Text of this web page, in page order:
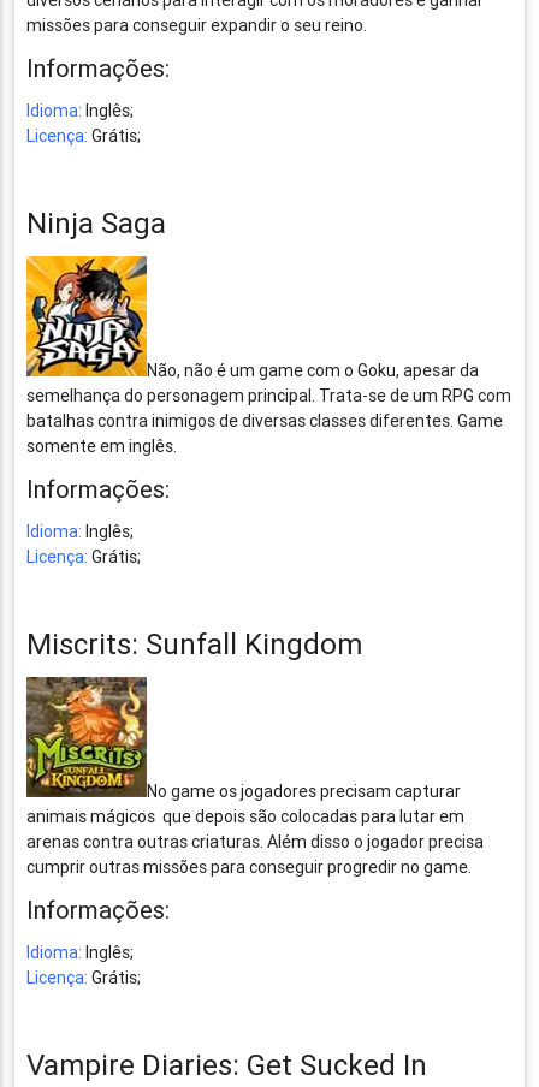
missões para conseguir expandir o seu reino.
Informações:
Idioma: Inglês;
Licença: Grátis;
Ninja Saga
Não, não é um game com o Goku, apesar da
semelhança do personagem principal. Trata-se de um RPG com
batalhas contra inimigos de diversas classes diferentes. Game
somente em inglês.
Informações:
Idioma: Inglês;
Licença: Grátis;
Miscrits: Sunfall Kingdom
No game os jogadores precisam capturar
animais mágicos que depois são colocadas para lutar em
arenas contra outras criaturas. Além disso o jogador precisa
cumprir outras missões para conseguir progredir no game.
Informações:
Idioma: Inglês;
Licença: Grátis;
Vampire Diaries: Get Sucked In